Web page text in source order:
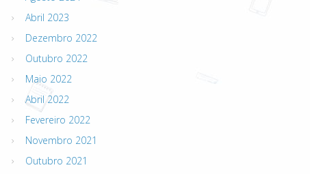
Abril 2023
Dezembro 2022
Outubro 2022
Maio 2022
Abril 2022
Fevereiro 2022
Novembro 2021
Outubro 2021